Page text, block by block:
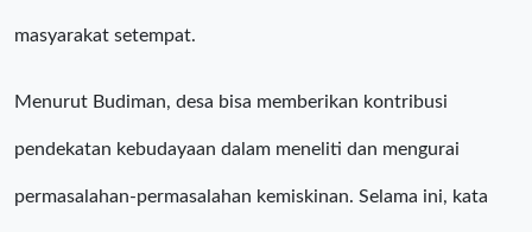
masyarakat setempat.
Menurut Budiman, desa bisa memberikan kontribusi
pendekatan kebudayaan dalam meneliti dan mengurai
permasalahan-permasalahan kemiskinan. Selama ini, kata